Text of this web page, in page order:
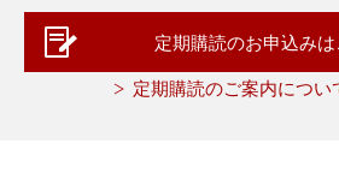
定期購読のお申込み
定期購読のご案内につい